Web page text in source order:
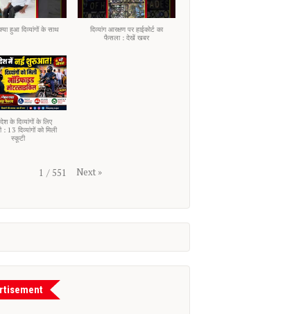
हुआ दिव्यांगों के साथ
दिव्यांग आरक्षण पर हाईकोर्ट का
फैसला : देखें खबर
के दिव्यांगों के लिए
13 दिव्यांगों को मिली
स्कूटी
1 / 551 Next »